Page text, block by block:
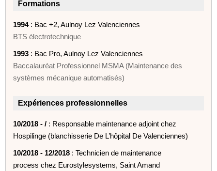
Formations
1994: Bac +2, Aulnoy Lez Valenciennes
BTS électrotechnique
1993 : Bac Pro, Aulnoy Lez Valenciennes
Baccalauréat Professionnel MSMA (Maintenance des
systèmes mécanique automatisés)
Expériences professionnelles
10/2018 - / : Responsable maintenance adjoint chez
Hospilinge (blanchisserie De L’hôpital De Valenciennes)
10/2018 - 12/2018 : Technicien de maintenance
process chez Eurostylesystems, Saint Amand